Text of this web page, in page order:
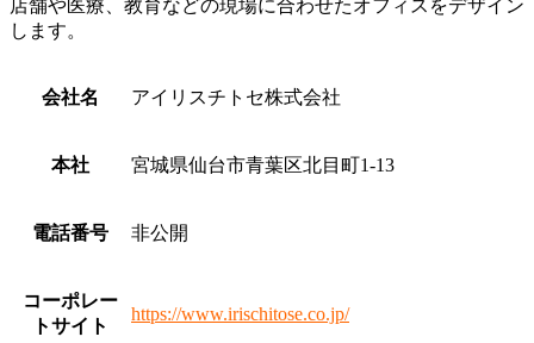
店舗や医療、教育などの現場に合わせたオフィスをデザイン
します。
会社名 アイリスチトセ株式会社
本社 宮城県仙台市青葉区北目町1-13
電話番号 非公開
コーポレー
トサイト
https://www.irischitose.co.jp/